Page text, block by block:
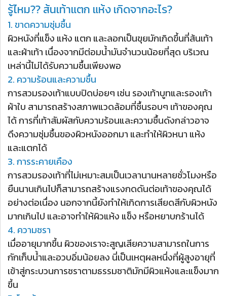
รู้ไหม?? ส้นเท้าแตก แห้ง เกิดจากอะไร?
1. ขาดความชุ่มชื้น
ผิวหนังที่แข็ง แห้ง แตก และลอกเป็นขุยมักเกิดขึ้นที่ส้นเท้า
และฝ่าเท้า เนื่องจากมีต่อมน้ำมันจำนวนน้อยที่สุด บริเวณ
เหล่านี้ไม่ได้รับความชื้นเพียงพอ
2. ความร้อนและความชื้น
การสวมรองเท้าแบบปิดบ่อยๆ เช่น รองเท้าบูทและรองเท้า
ผ้าใบ สามารถสร้างสภาพแวดล้อมที่ชื้นรอบๆ เท้าของคุณ
ได้ การที่เท้าสัมผัสกับความร้อนและความชื้นดังกล่าวอาจ
ดึงความชุ่มชื้นของผิวหนังออกมา และทำให้ผิวหนา แห้ง
และแตกได้
3. การระคายเคือง
การสวมรองเท้าที่ไม่เหมาะสมเป็นเวลานานหลายชั่วโมงหรือ
ยืนนานเกินไปก็สามารถสร้างแรงกดดันต่อเท้าของคุณได้
อย่างต่อเนื่อง นอกจากนี้ยังทำให้เกิดการเสียดสีกับผิวหนัง
มากเกินไป และอาจทำให้ผิวแห้ง แข็ง หรือหยาบกร้านได้
4. ความชรา
เมื่ออายุมากขึ้น ผิวของเราจะสูญเสียความสามารถในการ
กักเก็บน้ำและอวบอิ่มน้อยลง นี่เป็นเหตุผลหนึ่งที่ผู้สูงอายุที่
เข้าสู่กระบวนการชราตามธรรมชาติมักมีผิวแห้งและแข็งมาก
ขึ้น